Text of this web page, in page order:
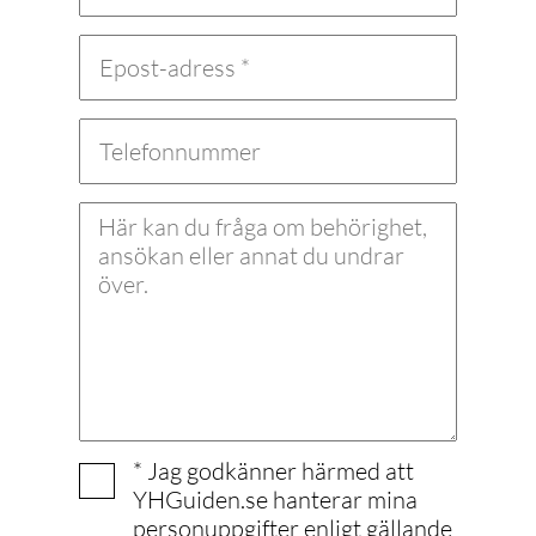
motsvarande
Kontakt
Maria Rosbladh
* Jag godkänner härmed att
YHGuiden.se hanterar mina
personuppgifter enligt gällande